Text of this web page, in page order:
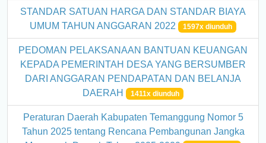
STANDAR SATUAN HARGA DAN STANDAR BIAYA
UMUM TAHUN ANGGARAN 2022
1597x diunduh
PEDOMAN PELAKSANAAN BANTUAN KEUANGAN
KEPADA PEMERINTAH DESA YANG BERSUMBER
DARI ANGGARAN PENDAPATAN DAN BELANJA
DAERAH
1411x diunduh
Peraturan Daerah Kabupaten Temanggung Nomor 5
Tahun 2025 tentang Rencana Pembangunan Jangka